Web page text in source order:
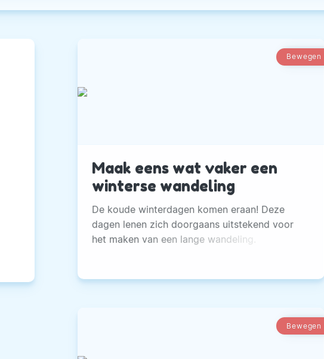
Bewegen
Maak eens wat vaker een
winterse wandeling
De koude winterdagen komen eraan! Deze
dagen lenen zich doorgaans uitstekend voor
het maken van een lange wandeling.
Bewegen